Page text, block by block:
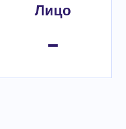
Лицо
-